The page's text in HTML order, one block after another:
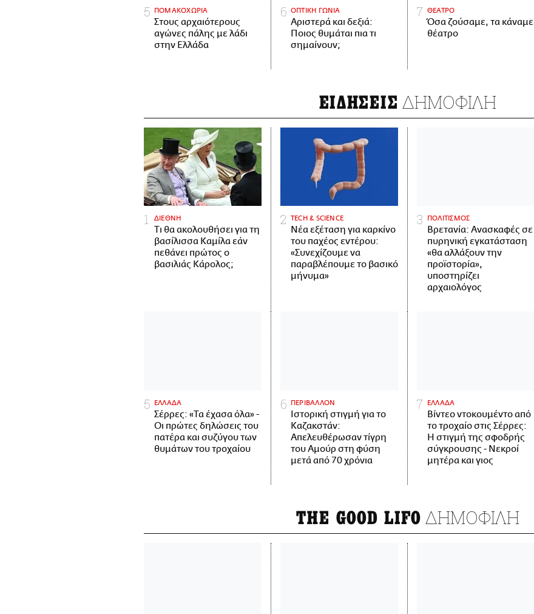
ΠΟΜΑΚΟΧΩΡΙΑ
Στους αρχαιότερους
αγώνες πάλης με λάδι
στην Ελλάδα
ΟΠΤΙΚΗ ΓΩΝΙΑ
Αριστερά και δεξιά:
Ποιος θυμάται πια τι
σημαίνουν;
ΘΕΑΤΡΟ
Όσα ζούσαμε, τα κάναμε
θέατρο
ΕΙΔΗΣΕΙΣ ΔΗΜΟΦΙΛΗ
ΔΙΕΘΝΗ
Τι θα ακολουθήσει για τη
βασίλισσα Καμίλα εάν
πεθάνει πρώτος ο
βασιλιάς Κάρολος;
ΤECH & SCIENCE
Νέα εξέταση για καρκίνο
του παχέος εντέρου:
«Συνεχίζουμε να
παραβλέπουμε το βασικό
μήνυμα»
ΠΟΛΙΤΙΣΜΟΣ
Βρετανία: Ανασκαφές σε
πυρηνική εγκατάσταση
«θα αλλάξουν την
προϊστορία»,
υποστηρίζει
αρχαιολόγος
ΕΛΛΑΔΑ
Σέρρες: «Τα έχασα όλα» -
Οι πρώτες δηλώσεις του
πατέρα και συζύγου των
θυμάτων του τροχαίου
ΠΕΡΙΒΑΛΛΟΝ
Ιστορική στιγμή για το
Καζακστάν:
Απελευθέρωσαν τίγρη
του Αμούρ στη φύση
μετά από 70 χρόνια
ΕΛΛΑΔΑ
Βίντεο ντοκουμέντο από
το τροχαίο στις Σέρρες:
Η στιγμή της σφοδρής
σύγκρουσης - Νεκροί
μητέρα και γιος
THE GOOD LIFO ΔΗΜΟΦΙΛΗ